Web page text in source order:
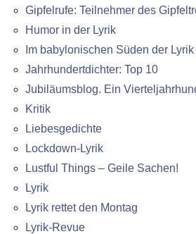
Gipfelrufe: Teilnehmer des
Humor in der Lyrik
Im babylonischen Süden der Lyrik
Jahrhundertdichter: Top 10
Jubiläumsblog. Ein
Kritik
Liebesgedichte
Lockdown-Lyrik
Lustful Things – Geile Sachen!
Lyrik
Lyrik rettet den Montag
Lyrik-Revue